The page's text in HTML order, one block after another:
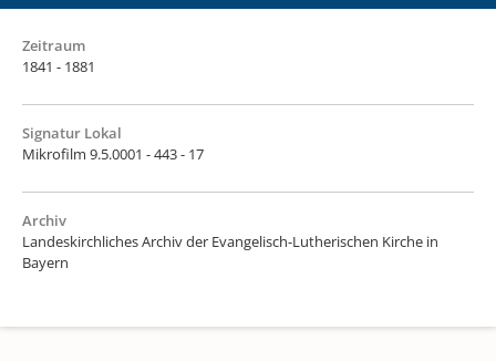
Zeitraum
1841 - 1881
Signatur Lokal
Mikrofilm 9.5.0001 - 443 - 17
Archiv
Landeskirchliches Archiv der Evangelisch-Lutherischen Kirche in
Bayern